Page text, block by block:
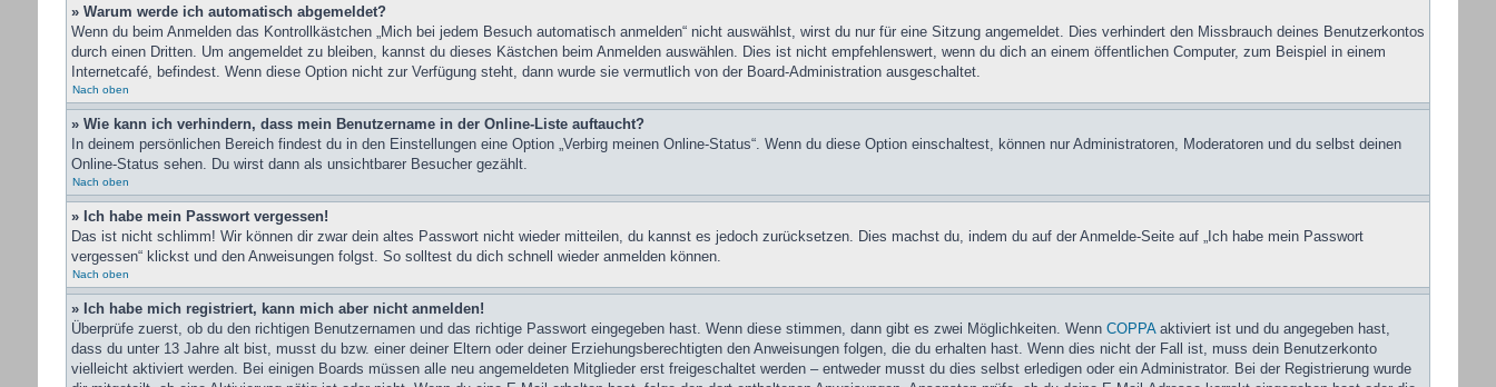
» Warum werde ich automatisch abgemeldet?
Wenn du beim Anmelden das Kontrollkästchen „Mich bei jedem Besuch automatisch anmelden“ nicht auswählst, wirst du nur für eine Sitzung angemeldet. Dies verhindert den Missbrauch deines Benutzerkontos
durch einen Dritten. Um angemeldet zu bleiben, kannst du dieses Kästchen beim Anmelden auswählen. Dies ist nicht empfehlenswert, wenn du dich an einem öffentlichen Computer, zum Beispiel in einem
Internetcafé, befindest. Wenn diese Option nicht zur Verfügung steht, dann wurde sie vermutlich von der Board-Administration ausgeschaltet.
Nach oben
» Wie kann ich verhindern, dass mein Benutzername in der Online-Liste auftaucht?
In deinem persönlichen Bereich findest du in den Einstellungen eine Option „Verbirg meinen Online-Status“. Wenn du diese Option einschaltest, können nur Administratoren, Moderatoren und du selbst deinen
Online-Status sehen. Du wirst dann als unsichtbarer Besucher gezählt.
Nach oben
» Ich habe mein Passwort vergessen!
Das ist nicht schlimm! Wir können dir zwar dein altes Passwort nicht wieder mitteilen, du kannst es jedoch zurücksetzen. Dies machst du, indem du auf der Anmelde-Seite auf „Ich habe mein Passwort
vergessen“ klickst und den Anweisungen folgst. So solltest du dich schnell wieder anmelden können.
Nach oben
» Ich habe mich registriert, kann mich aber nicht anmelden!
Überprüfe zuerst, ob du den richtigen Benutzernamen und das richtige Passwort eingegeben hast. Wenn diese stimmen, dann gibt es zwei Möglichkeiten. Wenn COPPAaktiviert ist und du angegeben hast,
dass du unter 13 Jahre alt bist, musst du bzw. einer deiner Eltern oder deiner Erziehungsberechtigten den Anweisungen folgen, die du erhalten hast. Wenn dies nicht der Fall ist, muss dein Benutzerkonto
vielleicht aktiviert werden. Bei einigen Boards müssen alle neu angemeldeten Mitglieder erst freigeschaltet werden – entweder musst du dies selbst erledigen oder ein Administrator. Bei der Registrierung wurde